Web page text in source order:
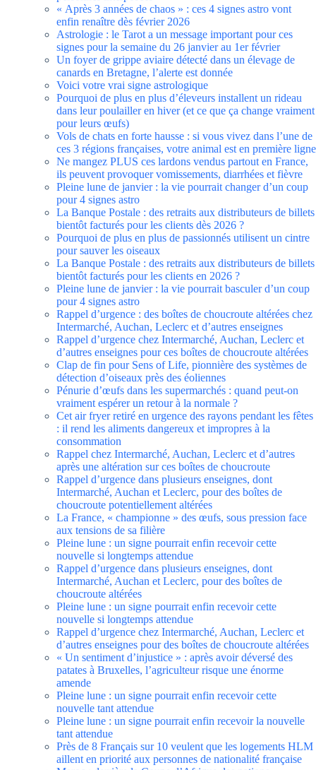
« Après 3 années de chaos » : ces 4 signes astro vont
enfin renaître dès février 2026
Astrologie : le Tarot a un message important pour ces
signes pour la semaine du 26 janvier au 1er février
Un foyer de grippe aviaire détecté dans un élevage de
canards en Bretagne, l’alerte est donnée
Voici votre vrai signe astrologique
Pourquoi de plus en plus d’éleveurs installent un rideau
dans leur poulailler en hiver (et ce que ça change vraiment
pour leurs œufs)
Vols de chats en forte hausse : si vous vivez dans l’une de
ces 3 régions françaises, votre animal est en première ligne
Ne mangez PLUS ces lardons vendus partout en France,
ils peuvent provoquer vomissements, diarrhées et fièvre
Pleine lune de janvier : la vie pourrait changer d’un coup
pour 4 signes astro
La Banque Postale : des retraits aux distributeurs de billets
bientôt facturés pour les clients dès 2026 ?
Pourquoi de plus en plus de passionnés utilisent un cintre
pour sauver les oiseaux
La Banque Postale : des retraits aux distributeurs de billets
bientôt facturés pour les clients en 2026 ?
Pleine lune de janvier : la vie pourrait basculer d’un coup
pour 4 signes astro
Rappel d’urgence : des boîtes de choucroute altérées chez
Intermarché, Auchan, Leclerc et d’autres enseignes
Rappel d’urgence chez Intermarché, Auchan, Leclerc et
d’autres enseignes pour ces boîtes de choucroute altérées
Clap de fin pour Sens of Life, pionnière des systèmes de
détection d’oiseaux près des éoliennes
Pénurie d’œufs dans les supermarchés : quand peut-on
vraiment espérer un retour à la normale ?
Cet air fryer retiré en urgence des rayons pendant les fêtes
: il rend les aliments dangereux et impropres à la
consommation
Rappel chez Intermarché, Auchan, Leclerc et d’autres
après une altération sur ces boîtes de choucroute
Rappel d’urgence dans plusieurs enseignes, dont
Intermarché, Auchan et Leclerc, pour des boîtes de
choucroute potentiellement altérées
La France, « championne » des œufs, sous pression face
aux tensions de sa filière
Pleine lune : un signe pourrait enfin recevoir cette
nouvelle si longtemps attendue
Rappel d’urgence dans plusieurs enseignes, dont
Intermarché, Auchan et Leclerc, pour des boîtes de
choucroute altérées
Pleine lune : un signe pourrait enfin recevoir cette
nouvelle si longtemps attendue
Rappel d’urgence chez Intermarché, Auchan, Leclerc et
d’autres enseignes pour des boîtes de choucroute altérées
« Un sentiment d’injustice » : après avoir déversé des
patates à Bruxelles, l’agriculteur risque une énorme
amende
Pleine lune : un signe pourrait enfin recevoir cette
nouvelle tant attendue
Pleine lune : un signe pourrait enfin recevoir la nouvelle
tant attendue
Près de 8 Français sur 10 veulent que les logements HLM
aillent en priorité aux personnes de nationalité française